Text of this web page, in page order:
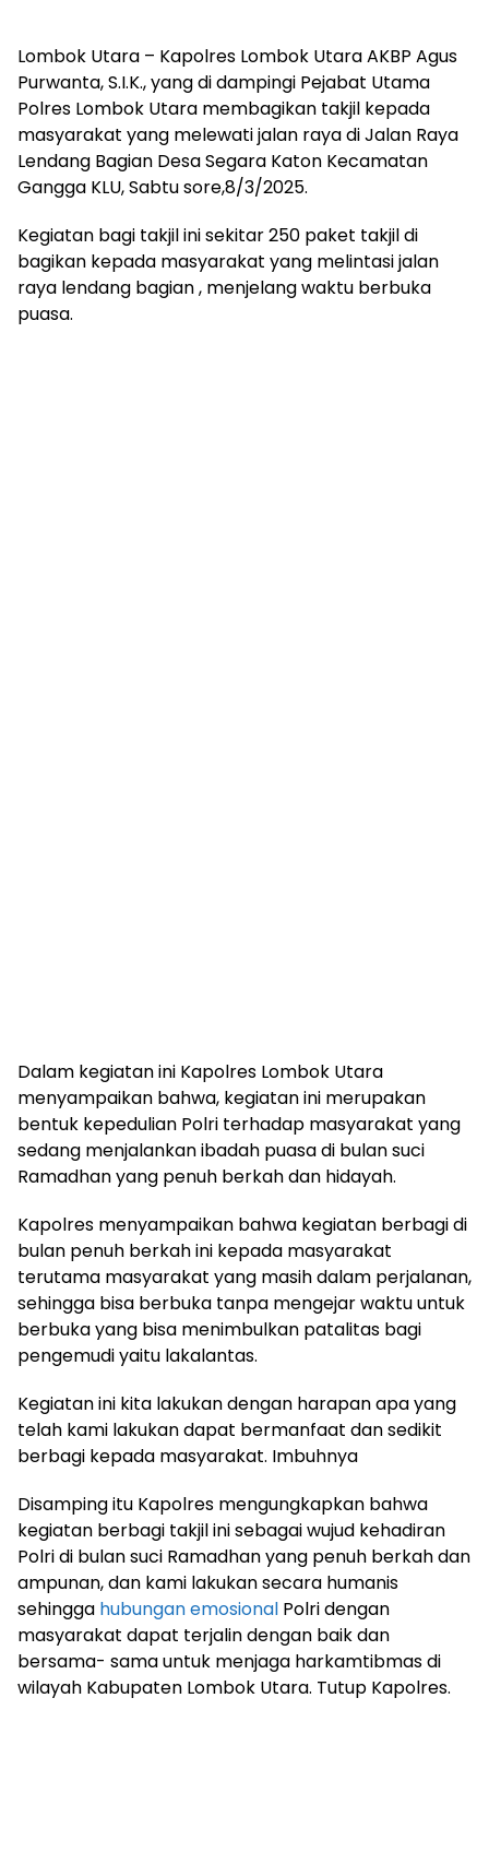
Lombok Utara – Kapolres Lombok Utara AKBP Agus
Purwanta, S.I.K., yang di dampingi Pejabat Utama
Polres Lombok Utara membagikan takjil kepada
masyarakat yang melewati jalan raya di Jalan Raya
Lendang Bagian Desa Segara Katon Kecamatan
Gangga KLU, Sabtu sore,8/3/2025.
Kegiatan bagi takjil ini sekitar 250 paket takjil di
bagikan kepada masyarakat yang melintasi jalan
raya lendang bagian , menjelang waktu berbuka
puasa.
Dalam kegiatan ini Kapolres Lombok Utara
menyampaikan bahwa, kegiatan ini merupakan
bentuk kepedulian Polri terhadap masyarakat yang
sedang menjalankan ibadah puasa di bulan suci
Ramadhan yang penuh berkah dan hidayah.
Kapolres menyampaikan bahwa kegiatan berbagi di
bulan penuh berkah ini kepada masyarakat
terutama masyarakat yang masih dalam perjalanan,
sehingga bisa berbuka tanpa mengejar waktu untuk
berbuka yang bisa menimbulkan patalitas bagi
pengemudi yaitu lakalantas.
Kegiatan ini kita lakukan dengan harapan apa yang
telah kami lakukan dapat bermanfaat dan sedikit
berbagi kepada masyarakat. Imbuhnya
Disamping itu Kapolres mengungkapkan bahwa
kegiatan berbagi takjil ini sebagai wujud kehadiran
Polri di bulan suci Ramadhan yang penuh berkah dan
ampunan, dan kami lakukan secara humanis
sehingga hubunganemosional Polri dengan
masyarakat dapat terjalin dengan baik dan
bersama- sama untuk menjaga harkamtibmas di
wilayah Kabupaten Lombok Utara. Tutup Kapolres.